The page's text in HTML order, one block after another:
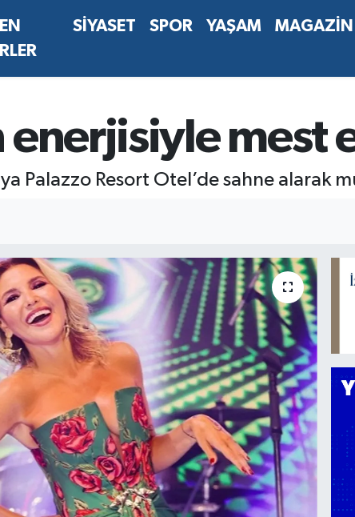
SİYASET SPOR YAŞAM MAGAZİN
enerjisiyle mest
Palazzo Resort Otel’de sahne alarak